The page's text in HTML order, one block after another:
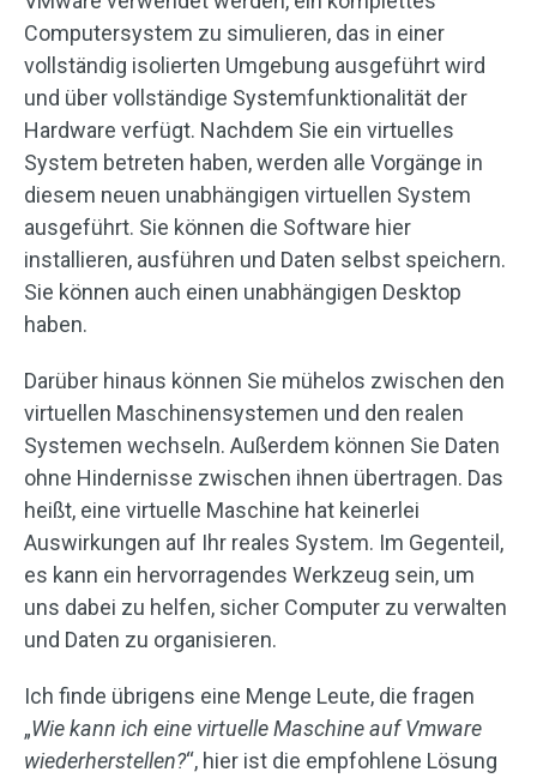
Computersystem zu simulieren, das in einer
vollständig isolierten Umgebung ausgeführt wird
und über vollständige Systemfunktionalität der
Hardware verfügt. Nachdem Sie ein virtuelles
System betreten haben, werden alle Vorgänge in
diesem neuen unabhängigen virtuellen System
ausgeführt. Sie können die Software hier
installieren, ausführen und Daten selbst speichern.
Sie können auch einen unabhängigen Desktop
haben.
Darüber hinaus können Sie mühelos zwischen den
virtuellen Maschinensystemen und den realen
Systemen wechseln. Außerdem können Sie Daten
ohne Hindernisse zwischen ihnen übertragen. Das
heißt, eine virtuelle Maschine hat keinerlei
Auswirkungen auf Ihr reales System. Im Gegenteil,
es kann ein hervorragendes Werkzeug sein, um
uns dabei zu helfen, sicher Computer zu verwalten
und Daten zu organisieren.
Ich finde übrigens eine Menge Leute, die fragen
„Wie kann ich eine virtuelle Maschine auf Vmware
wiederherstellen?“, hier ist die empfohlene Lösung